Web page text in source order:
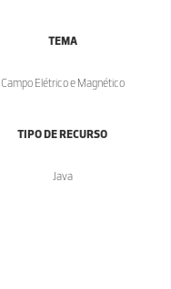
TEMA
Campo Elétrico e Magnético
TIPO DE RECURSO
Java